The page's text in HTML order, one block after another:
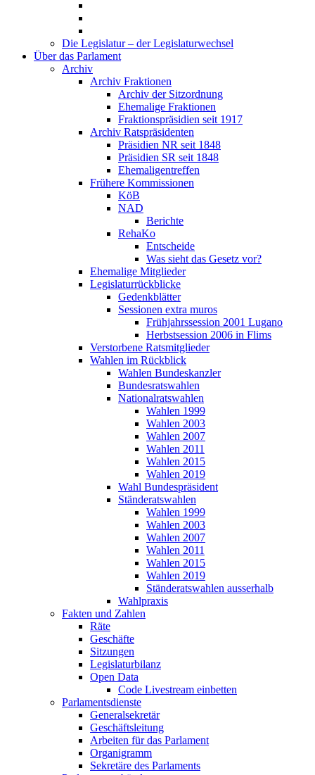
Die Legislatur – der Legislaturwechsel
Über das Parlament
Archiv
Archiv Fraktionen
Archiv der Sitzordnung
Ehemalige Fraktionen
Fraktionspräsidien seit 1917
Archiv Ratspräsidenten
Präsidien NR seit 1848
Präsidien SR seit 1848
Ehemaligentreffen
Frühere Kommissionen
KöB
NAD
Berichte
RehaKo
Entscheide
Was sieht das Gesetz vor?
Ehemalige Mitglieder
Legislaturrückblicke
Gedenkblätter
Sessionen extra muros
Frühjahrssession 2001 Lugano
Herbstsession 2006 in Flims
Verstorbene Ratsmitglieder
Wahlen im Rückblick
Wahlen Bundeskanzler
Bundesratswahlen
Nationalratswahlen
Wahlen 1999
Wahlen 2003
Wahlen 2007
Wahlen 2011
Wahlen 2015
Wahlen 2019
Wahl Bundespräsident
Ständeratswahlen
Wahlen 1999
Wahlen 2003
Wahlen 2007
Wahlen 2011
Wahlen 2015
Wahlen 2019
Ständeratswahlen ausserhalb
Wahlpraxis
Fakten und Zahlen
Räte
Geschäfte
Sitzungen
Legislaturbilanz
Open Data
Code Livestream einbetten
Parlamentsdienste
Generalsekretär
Geschäftsleitung
Arbeiten für das Parlament
Organigramm
Sekretäre des Parlaments